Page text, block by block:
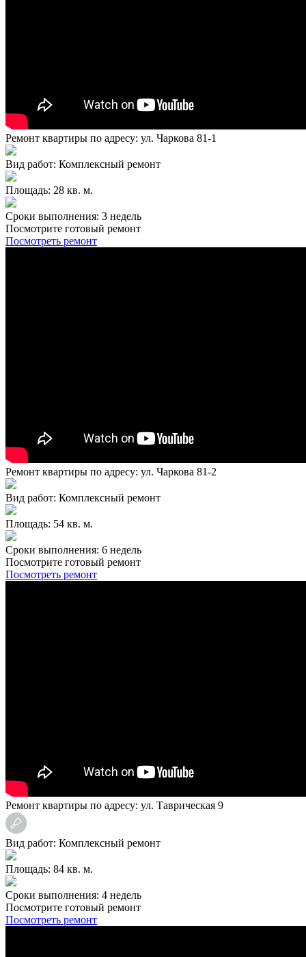
Ремонт квартиры по адресу: ул. Чаркова 81-1
Вид работ: Комплексный ремонт
Площадь: 28 кв. м.
Сроки выполнения: 3 недель
Посмотрите готовый ремонт
Посмотреть ремонт
Ремонт квартиры по адресу: ул. Чаркова 81-2
Вид работ: Комплексный ремонт
Площадь: 54 кв. м.
Сроки выполнения: 6 недель
Посмотрите готовый ремонт
Посмотреть ремонт
Ремонт квартиры по адресу: ул. Таврическая 9
Вид работ: Комплексный ремонт
Площадь: 84 кв. м.
Сроки выполнения: 4 недель
Посмотрите готовый ремонт
Посмотреть ремонт